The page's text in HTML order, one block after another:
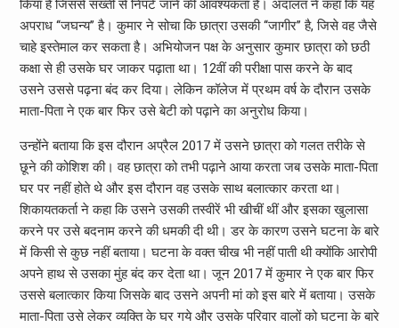
किया है जिससे सख्ती से निपटे जाने की आवश्यकता है। अदालत ने कहा कि यह
अपराध ‘‘जघन्य’’ है। कुमार ने सोचा कि छात्रा उसकी ‘‘जागीर’’ है, जिसे वह जैसे
चाहे इस्तेमाल कर सकता है। अभियोजन पक्ष के अनुसार कुमार छात्रा को छठी
कक्षा से ही उसके घर जाकर पढ़ाता था। 12वीं की परीक्षा पास करने के बाद
उसने उससे पढ़ना बंद कर दिया। लेकिन कॉलेज में प्रथम वर्ष के दौरान उसके
माता-पिता ने एक बार फिर उसे बेटी को पढ़ाने का अनुरोध किया।
उन्होंने बताया कि इस दौरान अप्रैल 2017 में उसने छात्रा को गलत तरीके से
छूने की कोशिश की। वह छात्रा को तभी पढ़ाने आया करता जब उसके माता-पिता
घर पर नहीं होते थे और इस दौरान वह उसके साथ बलात्कार करता था।
शिकायतकर्ता ने कहा कि उसने उसकी तस्वीरें भी खीचीं थीं और इसका खुलासा
करने पर उसे बदनाम करने की धमकी दी थी। डर के कारण उसने घटना के बारे
में किसी से कुछ नहीं बताया। घटना के वक्त चीख भी नहीं पाती थी क्योंकि आरोपी
अपने हाथ से उसका मुंह बंद कर देता था। जून 2017 में कुमार ने एक बार फिर
उससे बलात्कार किया जिसके बाद उसने अपनी मां को इस बारे में बताया। उसके
माता-पिता उसे लेकर व्यक्ति के घर गये और उसके परिवार वालों को घटना के बारे